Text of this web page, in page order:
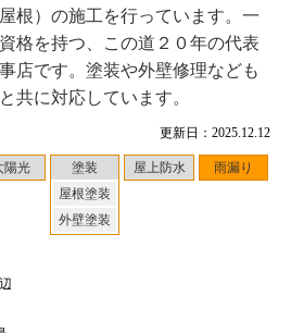
更新日：2025.12.12
陽光
塗装
屋根塗装
外壁塗装
屋上防水 雨漏り
根）の施工を行っています。一
格を持つ、この道２０年の代表
店です。塗装や外壁修理なども
共に対応しています。